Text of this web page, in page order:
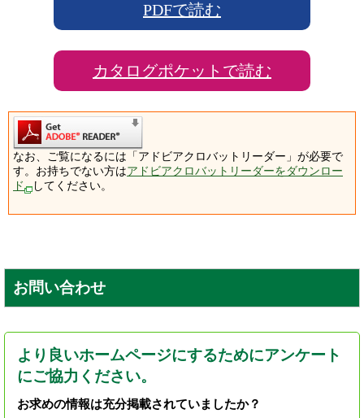
PDFで読む
カタログポケットで読む
なお、ご覧になるには「アドビアクロバットリーダー」が必要で
す。お持ちでない方はアドビアクロバットリーダーをダウンロー
ド
してください。
お問い合わせ
より良いホームページにするためにアンケート
にご協力ください。
お求めの情報は充分掲載されていましたか？